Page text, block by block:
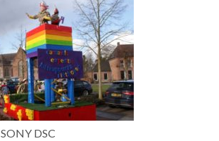
SONY DSC